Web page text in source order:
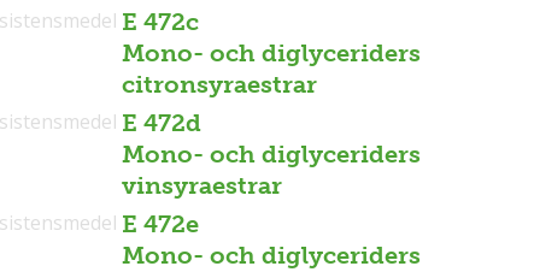
E 472c
Mono- och diglyceriders
citronsyraestrar
E 472d
Mono- och diglyceriders
vinsyraestrar
E 472e
Mono- och diglyceriders